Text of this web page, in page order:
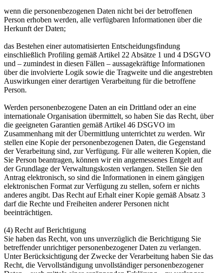
wenn die personenbezogenen Daten nicht bei der betroffenen
Person erhoben werden, alle verfügbaren Informationen über die
Herkunft der Daten;
das Bestehen einer automatisierten Entscheidungsfindung
einschließlich Profiling gemäß Artikel 22 Absätze 1 und 4 DSGVO
und – zumindest in diesen Fällen – aussagekräftige Informationen
über die involvierte Logik sowie die Tragweite und die angestrebten
Auswirkungen einer derartigen Verarbeitung für die betroffene
Person.
Werden personenbezogene Daten an ein Drittland oder an eine
internationale Organisation übermittelt, so haben Sie das Recht, über
die geeigneten Garantien gemäß Artikel 46 DSGVO im
Zusammenhang mit der Übermittlung unterrichtet zu werden. Wir
stellen eine Kopie der personenbezogenen Daten, die Gegenstand
der Verarbeitung sind, zur Verfügung. Für alle weiteren Kopien, die
Sie Person beantragen, können wir ein angemessenes Entgelt auf
der Grundlage der Verwaltungskosten verlangen. Stellen Sie den
Antrag elektronisch, so sind die Informationen in einem gängigen
elektronischen Format zur Verfügung zu stellen, sofern er nichts
anderes angibt. Das Recht auf Erhalt einer Kopie gemäß Absatz 3
darf die Rechte und Freiheiten anderer Personen nicht
beeinträchtigen.
(4) Recht auf Berichtigung
Sie haben das Recht, von uns unverzüglich die Berichtigung Sie
betreffender unrichtiger personenbezogener Daten zu verlangen.
Unter Berücksichtigung der Zwecke der Verarbeitung haben Sie das
Recht, die Vervollständigung unvollständiger personenbezogener